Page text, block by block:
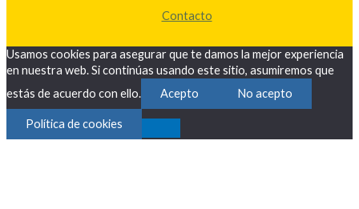
Contacto
Usamos cookies para asegurar que te damos la mejor experiencia
en nuestra web. Si continúas usando este sitio, asumiremos que
estás de acuerdo con ello.
Acepto No acepto
Política de cookies